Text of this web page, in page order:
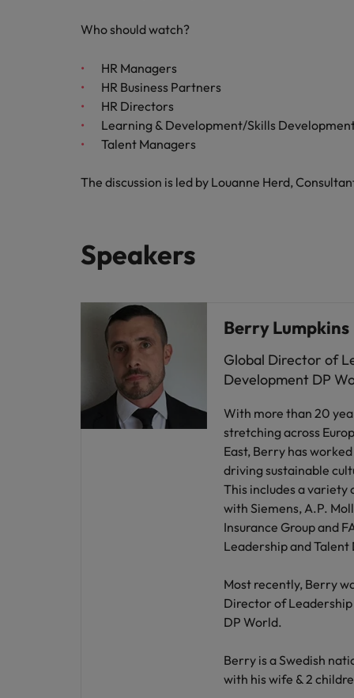
Who should watch?
HR Managers
HR Business Partners
HR Directors
Learning & Development/Skills
Talent Managers
The discussion is led by Louanne Herd,
Speakers
Berry Lumpkins
Global Director of
Development DP
With more than 20
stretching across
East, Berry has
driving sustainable
This includes a variety
with Siemens, A.P.
Insurance Group and
Leadership and
Most recently, Berry
Director of
DP World.
Berry is a Swedish
with his wife & 2